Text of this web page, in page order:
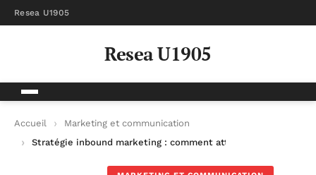
Resea U1905
Resea U1905
Accueil
Marketing et communication
Stratégie inbound marketing : comment attirer et convertir